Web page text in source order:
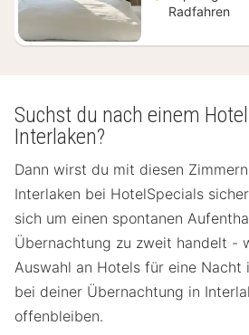
Radfahren
Suchst du nach einem
Interlaken?
Dann wirst du mit diesen
Interlaken bei HotelSpecials
sich um einen spontanen
Übernachtung zu zweit handelt -
Auswahl an Hotels für eine Nacht
bei deiner Übernachtung in
offenbleiben.